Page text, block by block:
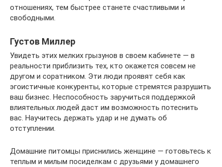
отношениях, тем быстрее станете счастливыми и
свободными.
Густов Миллер
Увидеть этих мелких грызунов в своем кабинете — в
реальности приблизить тех, кто окажется совсем не
другом и соратником. Эти люди проявят себя как
эгоистичные конкуренты, которые стремятся разрушить
ваш бизнес. Неспособность заручиться поддержкой
влиятельных людей даст им возможность потеснить
вас. Научитесь держать удар и не думать об
отступлении.
Домашние питомцы приснились женщине — готовьтесь к
теплым и милым посиделкам с друзьями у домашнего